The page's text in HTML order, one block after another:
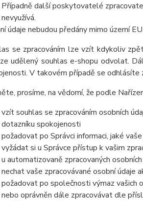
Případně další poskytovatelé
nevyužívá.
údaje nebudou předány mimo území EU.
se zpracováním lze vzít kdykoliv
udělený souhlas e-shopu odvolat.
V takovém případě se
prosíme, na vědomí, že podle
vzít souhlas se zpracováním osobních
dotazníku spokojenosti
požadovat po Správci informaci, jaké
vyžádat si u Správce přístup k vašim
u automatizovaně zpracovaných
nechat vaše zpracovávané osobní údaje
požadovat po společnosti výmaz vašich
nebo oprávněn dále zpracovávat dle